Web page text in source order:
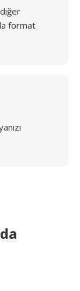
format